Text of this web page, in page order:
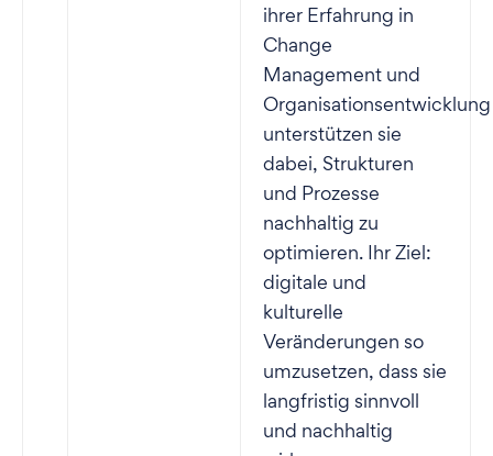
ihrer Erfahrung in
Change
Management und
Organisationsentwicklung
unterstützen sie
dabei, Strukturen
und Prozesse
nachhaltig zu
optimieren. Ihr Ziel:
digitale und
kulturelle
Veränderungen so
umzusetzen, dass sie
langfristig sinnvoll
und nachhaltig